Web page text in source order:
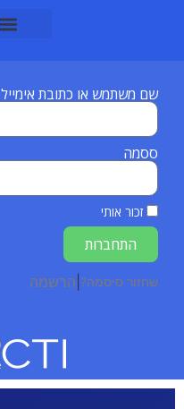
שם משתמש או כתובת אימייל
ססמה
זכור אותי
התחברות
שחזור סיסמה? הרשמה